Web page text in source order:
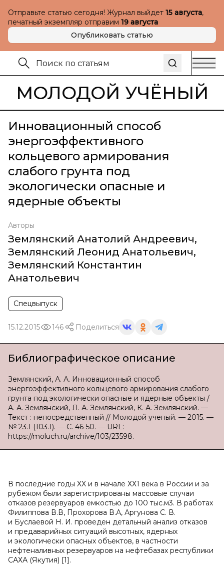
Отправьте статью сегодня! Журнал выйдет 15 августа,
печатный экземпляр отправим 19 августа
Опубликовать статью
МОЛОДОЙ УЧЁНЫЙ
Инновационный способ
энергоэффективного
кольцевого армирования
слабого грунта под
экологически опасные и
ядерные объекты
Авторы
Землянский Анатолий Андреевич,
Землянский Леонид Анатольевич,
Землянский Константин
Анатольевич
Спецвыпуск
15.12.2015 146 Поделиться
Библиографическое описание
Землянский, А. А. Инновационный способ
энергоэффективного кольцевого армирования слабого
грунта под экологически опасные и ядерные объекты /
А. А. Землянский, Л. А. Землянский, К. А. Землянский. —
Текст : непосредственный // Молодой ученый. — 2015. —
№ 23.1 (103.1). — С. 46-50. — URL:
https://moluch.ru/archive/103/23598.
В последние годы XX и в начале ХХ1 века в России и за
рубежом были зарегистрированы массовые случаи
отказов резервуаров емкостью до 100 тыс.м3. В работах
Филиппова В.В, Прохорова В.А, Аргунова С. В.
и Буслаевой Н. И. проведен детальный анализ отказов
и предаварийных ситуаций высотных, ядерных
и экологически опасных объектов, в частности
нефтеналивных резервуаров на нефтебазах республики
САХА (Якутия) [1].